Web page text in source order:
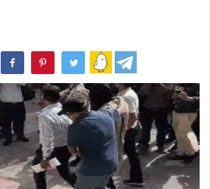
WhatsApp